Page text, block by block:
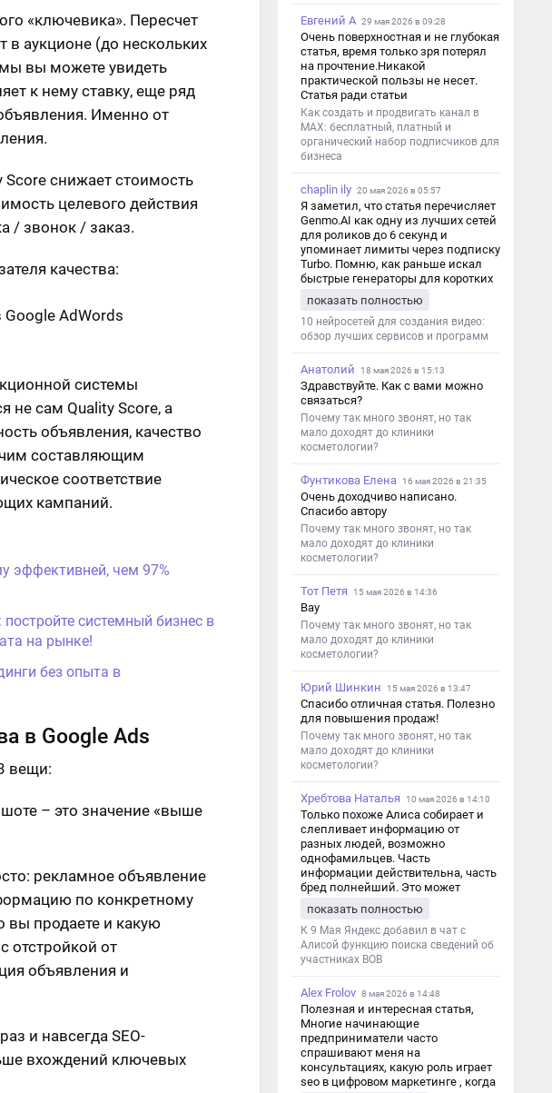
«ключевика». Пересчет
в аукционе (до нескольких
вы можете увидеть
к нему ставку, еще ряд
Именно от
Score снижает стоимость
целевого действия
/ звонок / заказ.
качества:
системы
не сам Quality Score, а
объявления, качество
составляющим
соответствие
кампаний.
эффективней, чем 97%
системный бизнес в
на рынке!
без опыта в
в Google Ads
вещи:
– это значение «выше
рекламное объявление
по конкретному
продаете и какую
отстройкой от
объявления и
и навсегда SEO-
вхождений ключевых
Евгений А 29 мая 2026 в 09:28
Очень поверхностная и не глубокая
статья, время только зря потерял
на прочтение.Никакой
практической пользы не несет.
Статья ради статьи
Как создать и продвигать канал в
MAX: бесплатный, платный и
органический набор подписчиков для
бизнеса
chaplin ily 20 мая 2026 в 05:57
Я заметил, что статья перечисляет
Genmo.AI как одну из лучших сетей
для роликов до 6 секунд и
упоминает лимиты через подписку
Turbo. Помню, как раньше искал
быстрые генераторы для коротких
такой обзор именно с акцентом на
ограничения и подпись. Image V2
показать полностью
10 нейросетей для создания видео:
обзор лучших сервисов и программ
Анатолий 18 мая 2026 в 15:13
Здравствуйте. Как с вами можно
связаться?
Почему так много звонят, но так
мало доходят до клиники
косметологии?
Фунтикова Елена 16 мая 2026 в 21:35
Очень доходчиво написано.
Спасибо автору
Почему так много звонят, но так
мало доходят до клиники
косметологии?
Тот Петя 15 мая 2026 в 14:36
Вау
Почему так много звонят, но так
мало доходят до клиники
косметологии?
Юрий Шинкин 15 мая 2026 в 13:47
Спасибо отличная статья. Полезно
для повышения продаж!
Почему так много звонят, но так
мало доходят до клиники
косметологии?
Хребтова Наталья 10 мая 2026 в 14:10
Только похоже Алиса собирает и
слепливает информацию от
разных людей, возможно
однофамильцев. Часть
информации действительна, часть
бред полнейший. Это может
дезинформации
показать полностью
К 9 Мая Яндекс добавил в чат с
Алисой функцию поиска сведений об
участниках ВОВ
Alex Frolov 8 мая 2026 в 14:48
Полезная и интересная статья,
Многие начинающие
предприниматели часто
спрашивают меня на
консультациях, какую роль играет
seo в цифровом маркетинге , когда